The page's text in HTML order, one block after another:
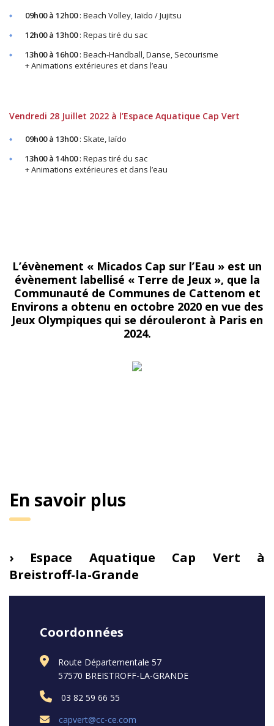
09h00 à 12h00: Beach Volley, Iaïdo / Jujitsu
12h00 à 13h00: Repas tiré du sac
13h00 à 16h00: Beach-Handball, Danse, Secourisme
+ Animations extérieures et dans l’eau
Vendredi 28 Juillet 2022 à l’Espace Aquatique Cap Vert
09h00 à 13h00: Skate, Iaïdo
13h00 à 14h00: Repas tiré du sac
+ Animations extérieures et dans l’eau
L’évènement « Micados Cap sur l’Eau » est un
évènement labellisé « Terre de Jeux », que la
Communauté de Communes de Cattenom et
Environs a obtenu en octobre 2020 en vue des
Jeux Olympiques qui se dérouleront à Paris en
2024.
En savoir plus
› Espace Aquatique Cap Vert à
Breistroff-la-Grande
Coordonnées
Route Départementale 57
57570 BREISTROFF-LA-GRANDE
03 82 59 66 55
capvert@cc-ce.com